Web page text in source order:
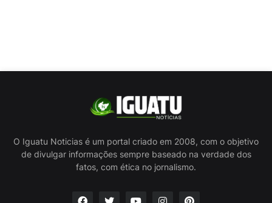
O Iguatu Noticias é um portal criado em 2008, com o objetivo
de divulgar informações sempre baseado na verdade dos
fatos, com ética no jornalismo.